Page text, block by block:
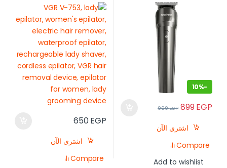
Trimmer – Best Price in
-
10%
899EGP
999EGP
اشتري الآن
Compare
Add to wishlist
في مصر
650EGP
اشتري الآن
Compare